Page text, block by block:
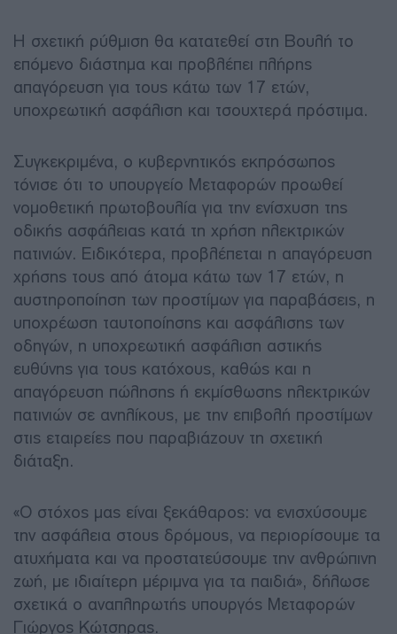
Η σχετική ρύθμιση θα κατατεθεί στη Βουλή το
επόμενο διάστημα και προβλέπει πλήρης
απαγόρευση για τους κάτω των 17 ετών,
υποχρεωτική ασφάλιση και τσουχτερά πρόστιμα.
Συγκεκριμένα, ο κυβερνητικός εκπρόσωπος
τόνισε ότι το υπουργείο Μεταφορών προωθεί
νομοθετική πρωτοβουλία για την ενίσχυση της
οδικής ασφάλειας κατά τη χρήση ηλεκτρικών
πατινιών. Ειδικότερα, προβλέπεται η απαγόρευση
χρήσης τους από άτομα κάτω των 17 ετών, η
αυστηροποίηση των προστίμων για παραβάσεις, η
υποχρέωση ταυτοποίησης και ασφάλισης των
οδηγών, η υποχρεωτική ασφάλιση αστικής
ευθύνης για τους κατόχους, καθώς και η
απαγόρευση πώλησης ή εκμίσθωσης ηλεκτρικών
πατινιών σε ανηλίκους, με την επιβολή προστίμων
στις εταιρείες που παραβιάζουν τη σχετική
διάταξη.
«Ο στόχος μας είναι ξεκάθαρος: να ενισχύσουμε
την ασφάλεια στους δρόμους, να περιορίσουμε τα
ατυχήματα και να προστατεύσουμε την ανθρώπινη
ζωή, με ιδιαίτερη μέριμνα για τα παιδιά», δήλωσε
σχετικά ο αναπληρωτής υπουργός Μεταφορών
Γιώργος Κώτσηρας.